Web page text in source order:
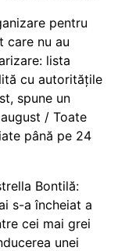
pentru
care nu au
lista
cu autoritățile
spune un
/ Toate
până pe 24
Bontilă:
s-a încheiat a
cei mai grei
unei